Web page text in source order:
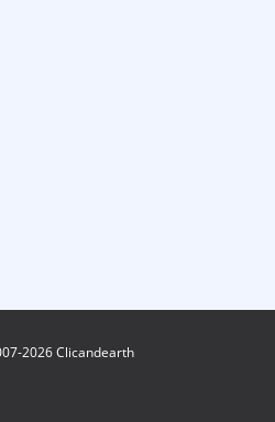
2026 Clicandearth